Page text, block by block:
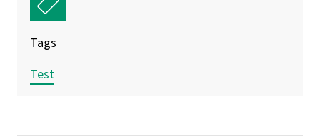
Tags
Test